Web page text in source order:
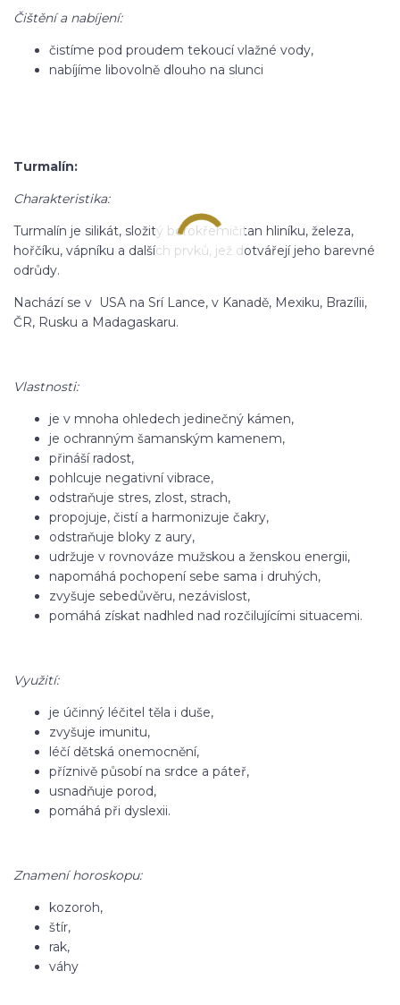
Čištění a nabíjení:
čistíme pod proudem tekoucí vlažné vody,
nabíjíme libovolně dlouho na slunci
Turmalín:
Charakteristika:
Turmalín je silikát, složitý borokřemičitan hliníku, železa,
hořčíku, vápníku a dalších prvků, jež dotvářejí jeho barevné
odrůdy.
Nachází se v USA na Srí Lance, v Kanadě, Mexiku, Brazílii,
ČR, Rusku a Madagaskaru.
Vlastnosti:
je v mnoha ohledech jedinečný kámen,
je ochranným šamanským kamenem,
přináší radost,
pohlcuje negativní vibrace,
odstraňuje stres, zlost, strach,
propojuje, čistí a harmonizuje čakry,
odstraňuje bloky z aury,
udržuje v rovnováze mužskou a ženskou energii,
napomáhá pochopení sebe sama i druhých,
zvyšuje sebedůvěru, nezávislost,
pomáhá získat nadhled nad rozčilujícími situacemi.
Využití:
je účinný léčitel těla i duše,
zvyšuje imunitu,
léčí dětská onemocnění,
příznivě působí na srdce a páteř,
usnadňuje porod,
pomáhá při dyslexii.
Znamení horoskopu:
kozoroh,
štír,
rak,
váhy